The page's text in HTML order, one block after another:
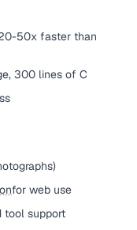
50x faster than
300 lines of C
for web use
tool support